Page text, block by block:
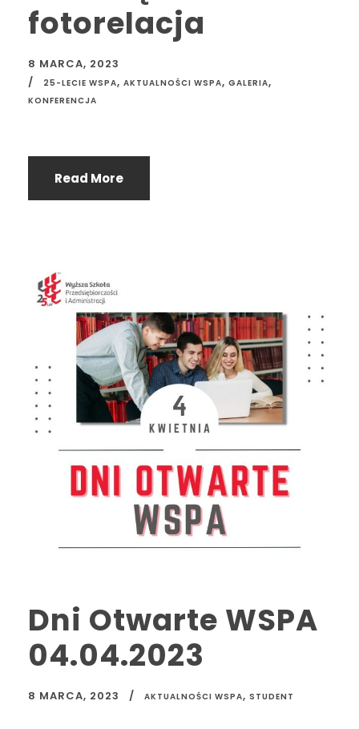
fotorelacja
8 MARCA, 2023
25-LECIE WSPA, AKTUALNOŚCI WSPA, GALERIA,
KONFERENCJA
Read More
Dni Otwarte WSPA
04.04.2023
8 MARCA, 2023 AKTUALNOŚCI WSPA, STUDENT